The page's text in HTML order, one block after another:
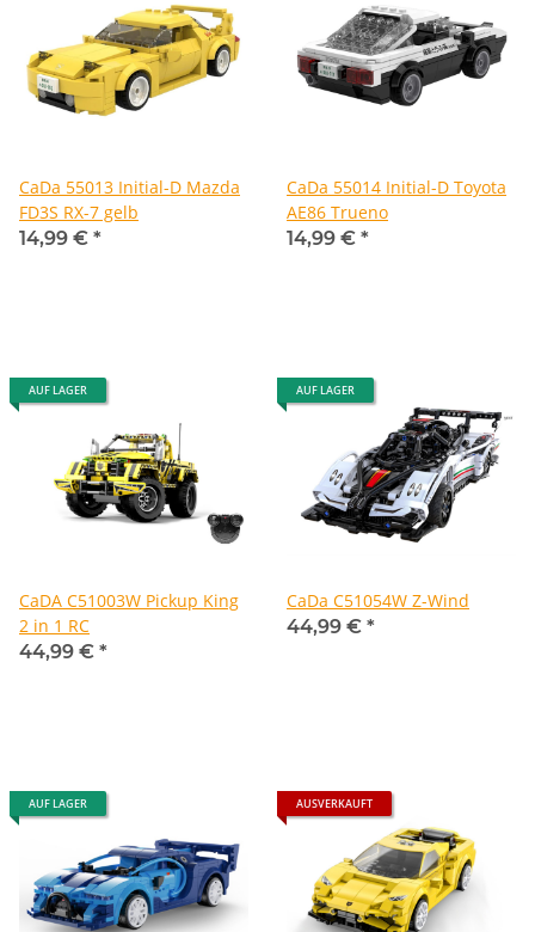
CaDa 55013 Initial-D Mazda
FD3S RX-7 gelb
14,99 € *
CaDa 55014 Initial-D Toyota
AE86 Trueno
14,99 € *
AUF LAGER
CaDA C51003W Pickup King
2 in 1 RC
44,99 € *
AUF LAGER
CaDa C51054W Z-Wind
44,99 € *
AUF LAGER AUSVERKAUFT